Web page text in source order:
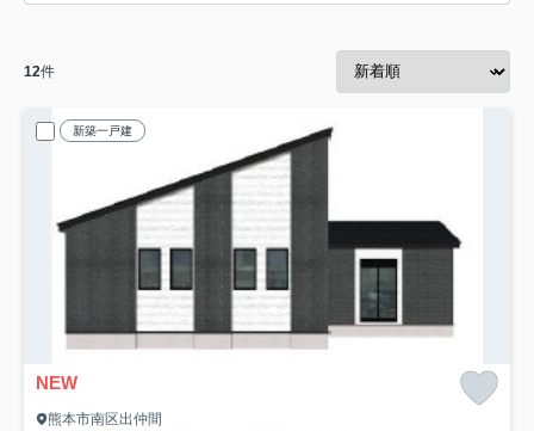
12件
新築一戸建
NEW
熊本市南区出仲間